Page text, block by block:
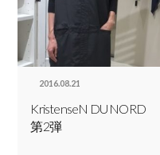
2016.08.21
KristenseN DU NORD
第2弾